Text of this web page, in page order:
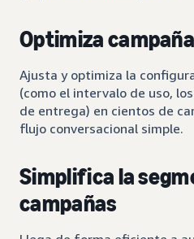
Optimiza
Ajusta y optimiza la
(como el intervalo de uso,
de entrega) en cientos de
flujo conversacional simple.
Simplifica la
campañas